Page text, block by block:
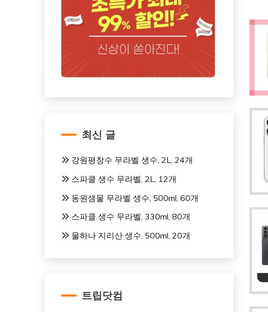
최신 글
강원평창수 무라벨 생수, 2L, 24개
스파클 생수 무라벨, 2L, 12개
동원샘물 무라벨 생수, 500ml, 60개
스파클 생수 무라벨, 330ml, 80개
물하나 지리산 생수, 500ml, 20개
트립닷컴